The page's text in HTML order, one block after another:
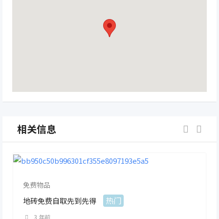
相关信息
免费物品
地砖免费自取先到先得 热门
3 年前